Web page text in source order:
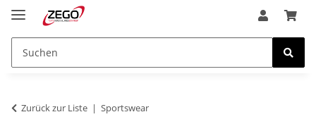
Zurück zur Liste Sportswear